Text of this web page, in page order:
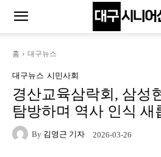
홈 대구뉴스
대구뉴스 시민사회
경산교육삼락회, 삼성
탐방하며 역사 인식 새
By 김영근 기자 2026-03-26